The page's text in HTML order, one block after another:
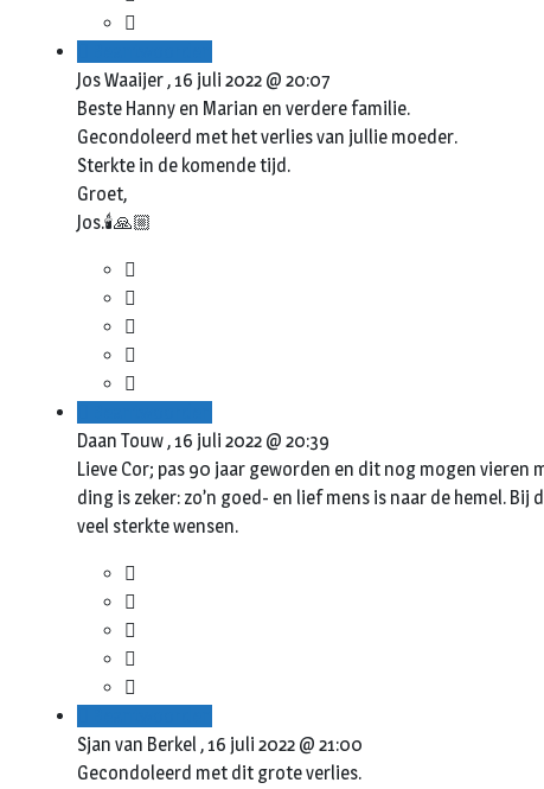
Jos Waaijer ,16 juli 2022 @ 20:07
Beste Hanny en Marian en verdere familie.
Gecondoleerd met het verlies van jullie moeder.
Sterkte in de komende tijd.
Groet,
Jos.🕯🙏🏼
Daan Touw ,16 juli 2022 @ 20:39
Lieve Cor; pas 90 jaar geworden en dit nog mogen vieren
ding is zeker: zo’n goed- en lief mens is naar de hemel.
veel sterkte wensen.
Sjan van Berkel ,16 juli 2022 @ 21:00
Gecondoleerd met dit grote verlies.